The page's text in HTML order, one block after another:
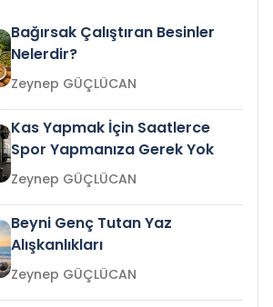
Bağırsak Çalıştıran Besinler
Nelerdir?
Zeynep GÜÇLÜCAN
Kas Yapmak İçin Saatlerce
Spor Yapmanıza Gerek Yok
Zeynep GÜÇLÜCAN
Beyni Genç Tutan Yaz
Alışkanlıkları
Zeynep GÜÇLÜCAN